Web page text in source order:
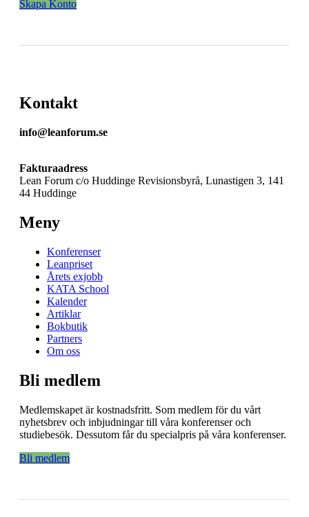
Skapa Konto
Kontakt
info@leanforum.se
Fakturaadress
Lean Forum c/o Huddinge Revisionsbyrå, Lunastigen 3, 141
44 Huddinge
Meny
Konferenser
Leanpriset
Årets exjobb
KATA School
Kalender
Artiklar
Bokbutik
Partners
Om oss
Bli medlem
Medlemskapet är kostnadsfritt. Som medlem för du vårt
nyhetsbrev och inbjudningar till våra konferenser och
studiebesök. Dessutom får du specialpris på våra konferenser.
Bli medlem